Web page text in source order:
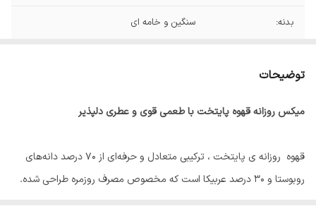
بدنه: سنگین و خامه ای
درجه رست: مدیوم دارک
نت طعمی:
شکلات تلخ،مغزهای برشته(فندق و بادام)،رگه
توضیحات
میکس روزانه قهوه پایتخت با طعمی قوی و عطری دلپذیر
قهوه روزانه ی پایتخت ، ترکیبی متعادل و حرفه‌ای از ۷۰ درصد دانه‌های
روبوستا و ۳۰ درصد عربیکا است که مخصوص مصرف روزمره طراحی شده.